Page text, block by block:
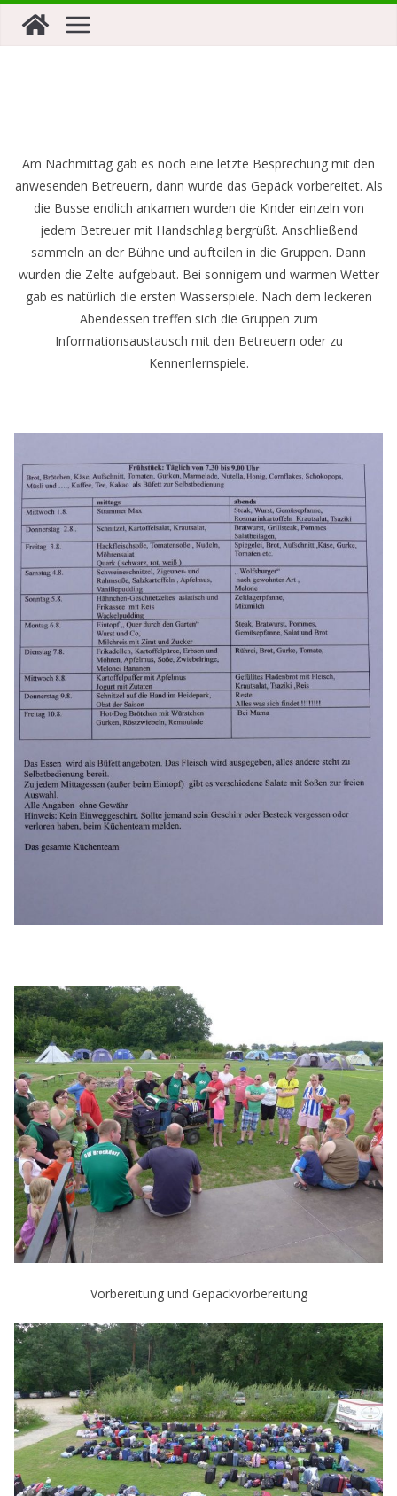
Inhalt
Am Nachmittag gab es noch eine letzte Besprechung mit den
anwesenden Betreuern, dann wurde das Gepäck vorbereitet. Als
die Busse endlich ankamen wurden die Kinder einzeln von
jedem Betreuer mit Handschlag bergrüßt. Anschließend
sammeln an der Bühne und aufteilen in die Gruppen. Dann
wurden die Zelte aufgebaut. Bei sonnigem und warmen Wetter
gab es natürlich die ersten Wasserspiele. Nach dem leckeren
Abendessen treffen sich die Gruppen zum
Informationsaustausch mit den Betreuern oder zu
Kennenlernspiele.
Vorbereitung und Gepäckvorbereitung